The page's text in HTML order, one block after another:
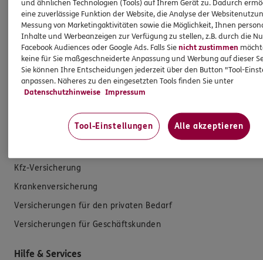
Versicherungsvermittlung erhalte ich Provision,
ferner sonstige Zuwendungen.
Mehr Informationen
Kfz-Versicherung
Krankenversicherung
Versicherungen für den privaten Bedarf
Versicherungen für Geschäftskunden
Hilfe & Services
und ähnlichen Technologien (Tools) auf Ihrem Gerät zu. Dadurch
eine zuverlässige Funktion der Website, die Analyse der
Messung von Marketingaktivitäten sowie die Möglichkeit, Ihnen
Inhalte und Werbeanzeigen zur Verfügung zu stellen, z.B. durch die
Facebook Audiences oder Google Ads. Falls Sienicht zustimmen
keine für Sie maßgeschneiderte Anpassung und Werbung auf dieser
Sie können Ihre Entscheidungen jederzeit über den Button "Tool-
anpassen. Näheres zu den eingesetzten Tools finden Sie unter
Datenschutzhinweise Impressum
Tool-Einstellungen Alle akzeptieren